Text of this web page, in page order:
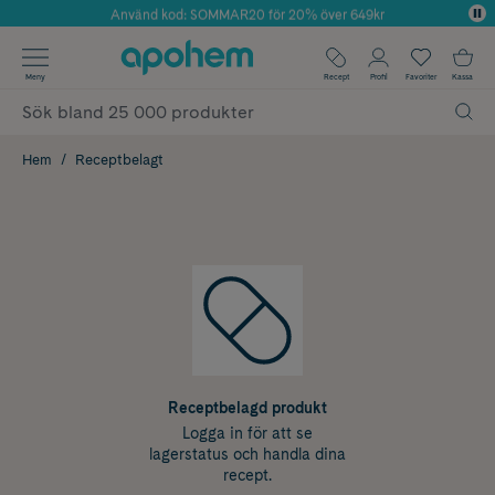
Årets Butik 2025 inom Skönhet
Använd kod: SOMMAR20 för 20% över 649kr
✓ Fri frakt
✓ Poäng på alla köp*
Meny Recept Profil Favoriter Kassa
Hem Receptbelagt
Receptbelagd produkt
Logga in för att se
lagerstatus och handla dina
recept.